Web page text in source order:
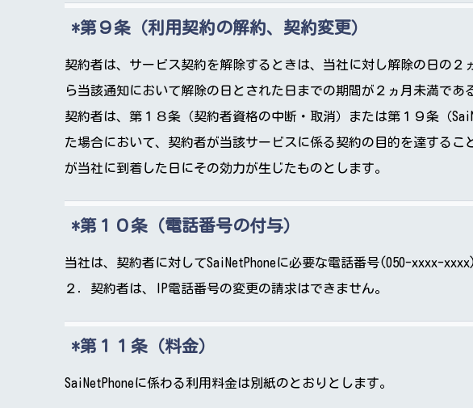
第９条（利用契約の解約、契約変更）
契約者は、サービス契約を解除するときは、当社に対し解除の日の
ら当該通知において解除の日とされた日までの期間が２ヵ月未満で
契約者は、第１８条（契約者資格の中断・取消）または第１９条（
た場合において、契約者が当該サービスに係る契約の目的を達する
が当社に到着した日にその効力が生じたものとします。
第１０条（電話番号の付与）
当社は、契約者に対してSaiNetPhoneに必要な電話番号(050-xxxx-
２．契約者は、IP電話番号の変更の請求はできません。
第１１条（料金）
SaiNetPhoneに係わる利用料金は別紙のとおりとします。